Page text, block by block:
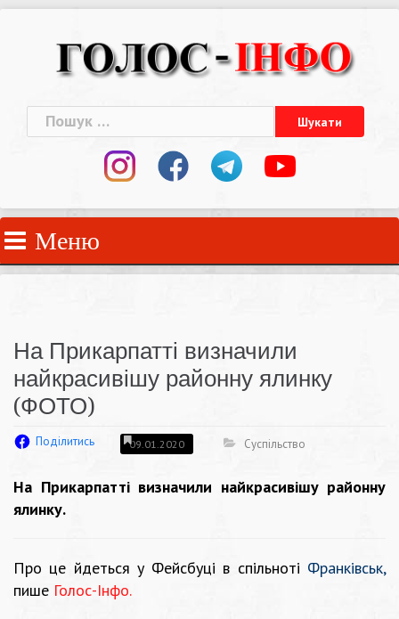
Пошук:
Меню
На Прикарпатті визначили
найкрасивішу районну ялинку
(ФОТО)
Поділитись 09.01.2020 Суспільство
На Прикарпатті визначили найкрасивішу районну
ялинку.
Про це йдеться у Фейсбуці в спільноті Франківськ,
пише Голос-Інфо.